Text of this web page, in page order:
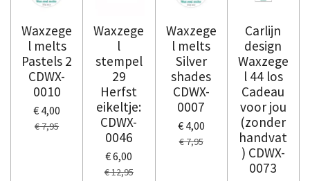
Waxzege
l melts
Pastels 2
CDWX-
0010
€ 4,00
€ 7,95
Waxzege
l
stempel
29
Herfst
eikeltje:
CDWX-
0046
€ 6,00
€ 12,95
Waxzege
l melts
Silver
shades
CDWX-
0007
€ 4,00
€ 7,95
Carlijn
design
Waxzege
l 44 los
Cadeau
voor jou
(zonder
handvat
) CDWX-
0073